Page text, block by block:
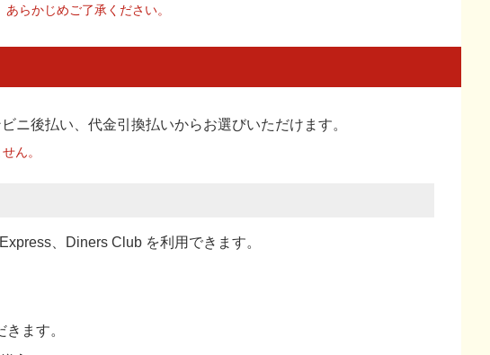
らかじめご了承ください。
ニ後払い、代金引換払いからお選びいただけます。
ん。
、Diners Club を利用できます。
ます。